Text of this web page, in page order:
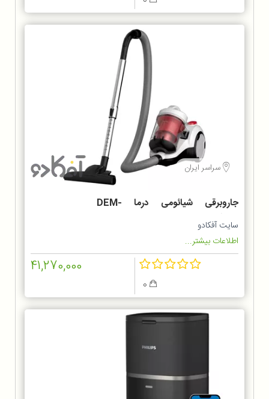
سراسر ایران
جاروبرقی شیائومی درما DEM-
TJ301W
سایت آفکادو
اطلاعات بیشتر...
41,270,000